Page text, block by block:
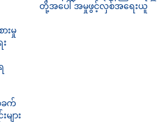
တို့အပေါ် အမှုဖွင့်လှစ်အရေးယူ
းမှု
ခက်
ျား